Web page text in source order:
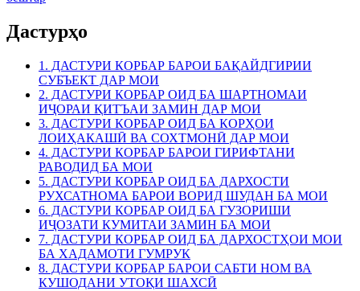
Дастурҳо
1. ДАСТУРИ КОРБАР БАРОИ БАҚАЙДГИРИИ
СУБЪЕКТ ДАР МОИ
2. ДАСТУРИ КОРБАР ОИД БА ШАРТНОМАИ
ИҶОРАИ ҚИТЪАИ ЗАМИН ДАР МОИ
3. ДАСТУРИ КОРБАР ОИД БА КОРҲОИ
ЛОИҲАКАШӢ ВА СОХТМОНӢ ДАР МОИ
4. ДАСТУРИ КОРБАР БАРОИ ГИРИФТАНИ
РАВОДИД БА МОИ
5. ДАСТУРИ КОРБАР ОИД БА ДАРХОСТИ
РУХСАТНОМА БАРОИ ВОРИД ШУДАН БА МОИ
6. ДАСТУРИ КОРБАР ОИД БА ГУЗОРИШИ
ИҶОЗАТИ КУМИТАИ ЗАМИН БА МОИ
7. ДАСТУРИ КОРБАР ОИД БА ДАРХОСТҲОИ МОИ
БА ХАДАМОТИ ГУМРУК
8. ДАСТУРИ КОРБАР БАРОИ САБТИ НОМ ВА
КУШОДАНИ УТОҚИ ШАХСӢ